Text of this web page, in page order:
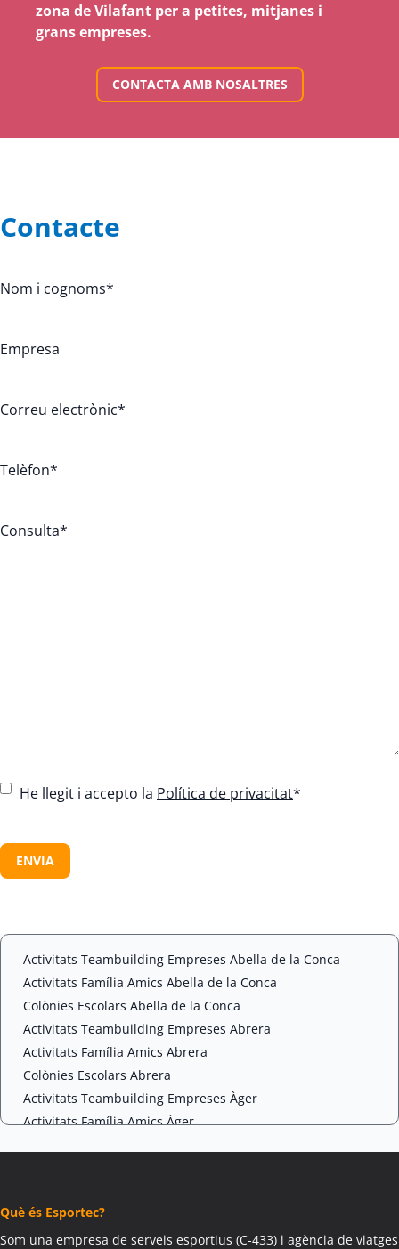
zona de Vilafant per a petites, mitjanes i
grans empreses.
CONTACTA AMB NOSALTRES
Contacte
Nom i cognoms*
Empresa
Correu electrònic*
Telèfon*
Consulta*
C
s
e
*
He llegit i accepto la Política de privacitat*
A
P
H
Activitats Teambuilding Empreses Abella de la Conca
Activitats Família Amics Abella de la Conca
Colònies Escolars Abella de la Conca
Activitats Teambuilding Empreses Abrera
Activitats Família Amics Abrera
Colònies Escolars Abrera
Activitats Teambuilding Empreses Àger
Activitats Família Amics Àger
Colònies Escolars Agramunt
Activitats Teambuilding Empreses Aguilar de Segarra
Què és Esportec?
Som una empresa de serveis esportius (C-433) i agència de viatges